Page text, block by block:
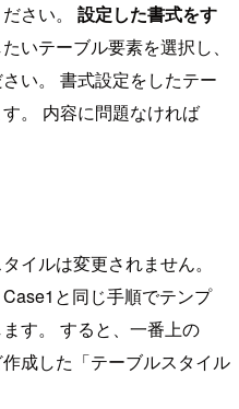
さい。 設定した書式をす
いテーブル要素を選択し、
い。 書式設定をしたテー
。 内容に問題なければ
イルは変更されません。
と同じ手順でテンプ
す。 すると、一番上の
成した「テーブルスタイル